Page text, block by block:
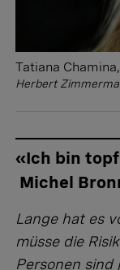
Tatiana
Herbert
«Ich bin
Michel
Lange hat es
müsse die
Personen